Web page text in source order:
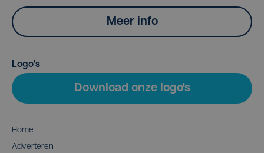
Meer info
Logo's
Download onze logo's
Home
Adverteren